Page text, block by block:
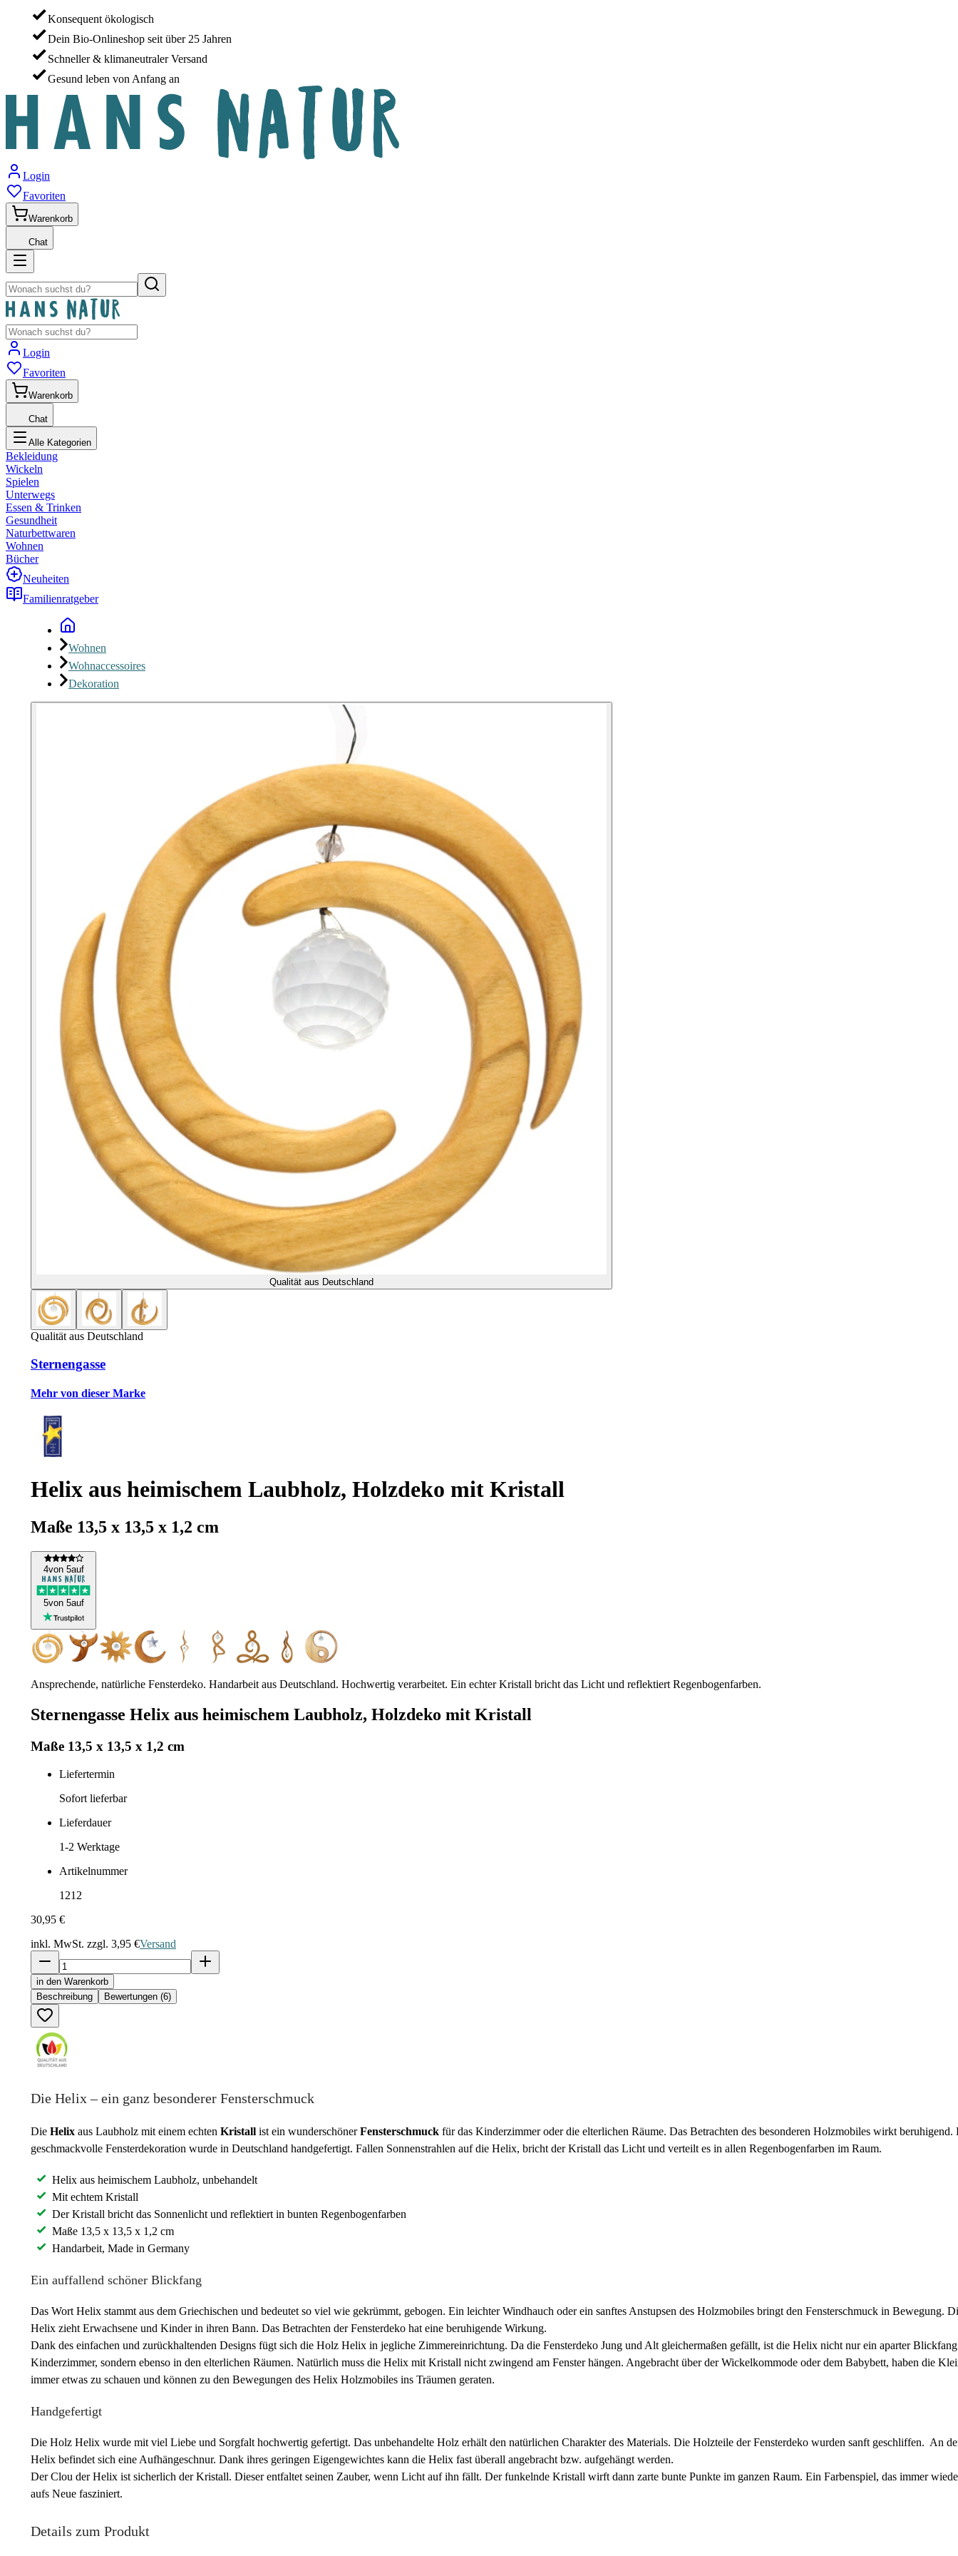
Konsequent ökologisch
Dein Bio-Onlineshop seit über 25 Jahren
Schneller & klimaneutraler Versand
Gesund leben von Anfang an
Login
Favoriten
Warenkorb
Chat
Login
Favoriten
Warenkorb
Chat
Alle Kategorien
Bekleidung
Wickeln
Spielen
Unterwegs
Essen & Trinken
Gesundheit
Naturbettwaren
Wohnen
Bücher
Neuheiten
Familienratgeber
Wohnen
Wohnaccessoires
Dekoration
Qualität aus Deutschland
Qualität aus Deutschland
Sternengasse
Mehr von dieser Marke
Helix aus heimischem Laubholz, Holzdeko mit Kristall
Maße 13,5 x 13,5 x 1,2 cm
4von 5auf
5von 5auf
Ansprechende, natürliche Fensterdeko. Handarbeit aus Deutschland. Hochwertig verarbeitet. Ein echter Kristall bricht das Licht und reflektiert Regenbogenfarben.
Sternengasse Helix aus heimischem Laubholz, Holzdeko mit Kristall
Maße 13,5 x 13,5 x 1,2 cm
Liefertermin
Sofort lieferbar
Lieferdauer
1-2 Werktage
Artikelnummer
1212
30,95 €
inkl. MwSt. zzgl. 3,95 €Versand
in den Warenkorb
Beschreibung
Bewertungen (6)
Die Helix – ein ganz besonderer Fensterschmuck
Die Helix aus Laubholz mit einem echten Kristall ist ein wunderschönerFensterschmuck für das Kinderzimmer oder die elterlichen Räume. Das Betrachten des besonderen Holzmobiles wirkt beruhigend.
geschmackvolle Fensterdekoration wurde in Deutschland handgefertigt. Fallen Sonnenstrahlen auf die Helix, bricht der Kristall das Licht und verteilt es in allen Regenbogenfarben im Raum.
Helix aus heimischem Laubholz, unbehandelt
Mit echtem Kristall
Der Kristall bricht das Sonnenlicht und reflektiert in bunten Regenbogenfarben
Maße 13,5 x 13,5 x 1,2 cm
Handarbeit, Made in Germany
Ein auffallend schöner Blickfang
Das Wort Helix stammt aus dem Griechischen und bedeutet so viel wie gekrümmt, gebogen. Ein leichter Windhauch oder ein sanftes Anstupsen des Holzmobiles bringt den Fensterschmuck in Bewegung.
Helix zieht Erwachsene und Kinder in ihren Bann. Das Betrachten der Fensterdeko hat eine beruhigende Wirkung.
Dank des einfachen und zurückhaltenden Designs fügt sich die Holz Helix in jegliche Zimmereinrichtung. Da die Fensterdeko Jung und Alt gleichermaßen gefällt, ist die Helix nicht nur ein aparter
Kinderzimmer, sondern ebenso in den elterlichen Räumen. Natürlich muss die Helix mit Kristall nicht zwingend am Fenster hängen. Angebracht über der Wickelkommode oder dem Babybett, haben die
immer etwas zu schauen und können zu den Bewegungen des Helix Holzmobiles ins Träumen geraten.
Handgefertigt
Die Holz Helix wurde mit viel Liebe und Sorgfalt hochwertig gefertigt. Das unbehandelte Holz erhält den natürlichen Charakter des Materials. Die Holzteile der Fensterdeko wurden sanft geschliffen. An
Helix befindet sich eine Aufhängeschnur. Dank ihres geringen Eigengewichtes kann die Helix fast überall angebracht bzw. aufgehängt werden.
Der Clou der Helix ist sicherlich der Kristall. Dieser entfaltet seinen Zauber, wenn Licht auf ihn fällt. Der funkelnde Kristall wirft dann zarte bunte Punkte im ganzen Raum. Ein Farbenspiel, das immer
aufs Neue fasziniert.
Details zum Produkt